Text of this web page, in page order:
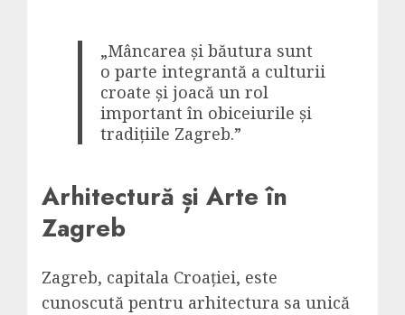
„Mâncarea și băutura sunt
o parte integrantă a culturii
croate și joacă un rol
important în obiceiurile și
tradițiile Zagreb.”
Arhitectură și Arte în
Zagreb
Zagreb, capitala Croației, este
cunoscută pentru arhitectura sa unică